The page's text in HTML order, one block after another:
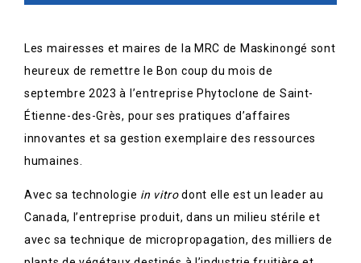
Les mairesses et maires de la MRC de Maskinongé sont
heureux de remettre le Bon coup du mois de
septembre 2023 à l’entreprise Phytoclone de Saint-
Étienne-des-Grès, pour ses pratiques d’affaires
innovantes et sa gestion exemplaire des ressources
humaines.
Avec sa technologie in vitrodont elle est un leader au
Canada, l’entreprise produit, dans un milieu stérile et
avec sa technique de micropropagation, des milliers de